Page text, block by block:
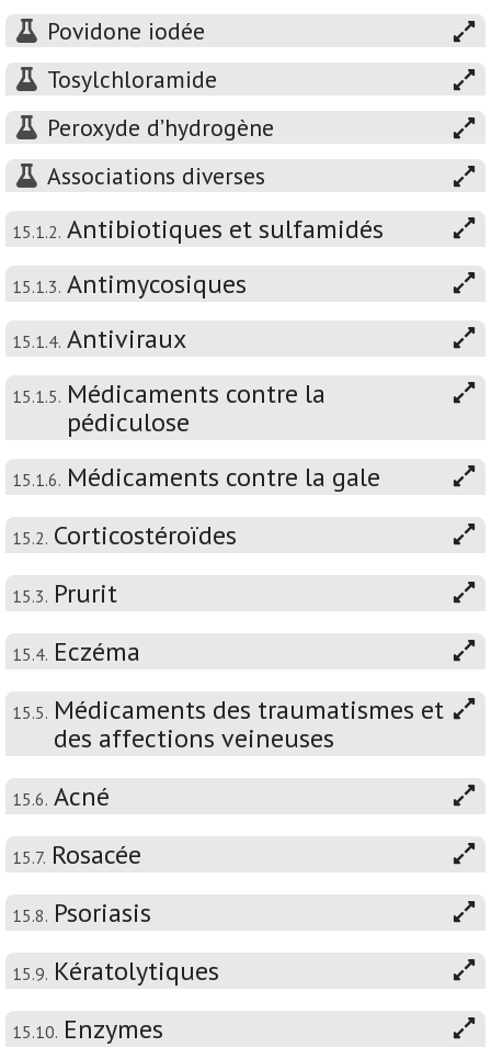
Povidone iodée
Tosylchloramide
Peroxyde d’hydrogène
Associations diverses
15.1.2. Antibiotiques et sulfamidés
15.1.3. Antimycosiques
15.1.4. Antiviraux
15.1.5. Médicaments contre la
pédiculose
15.1.6. Médicaments contre la gale
15.2. Corticostéroïdes
15.3. Prurit
15.4. Eczéma
15.5. Médicaments des traumatismes et
des affections veineuses
15.6. Acné
15.7. Rosacée
15.8. Psoriasis
15.9. Kératolytiques
15.10. Enzymes